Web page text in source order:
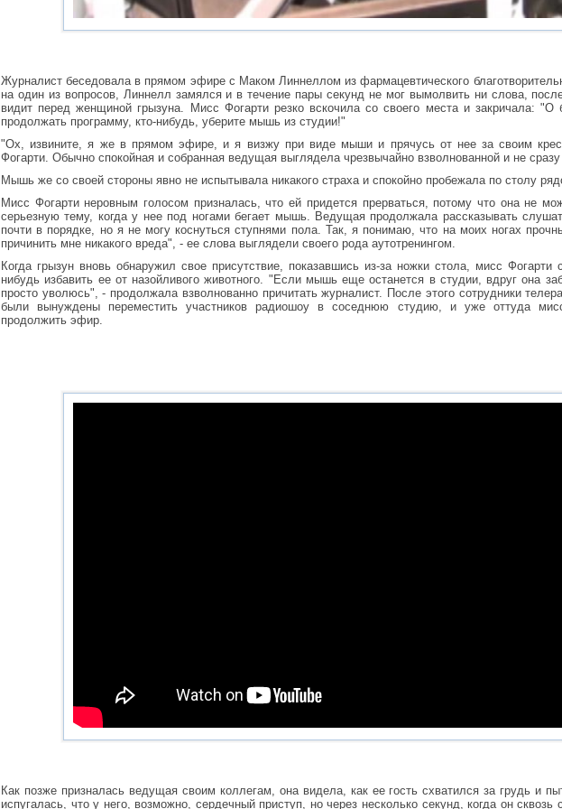
Журналист беседовала в прямом эфире с Маком Линнеллом из фармацевтического
на один из вопросов, Линнелл замялся и в течение пары секунд не мог вымолвить ни слова,
видит перед женщиной грызуна. Мисс Фогарти резко вскочила со своего места и закричала:
продолжать программу, кто-нибудь, уберите мышь из студии!"
"Ох, извините, я же в прямом эфире, и я визжу при виде мыши и прячусь от нее за своим
Фогарти. Обычно спокойная и собранная ведущая выглядела чрезвычайно взволнованной и не
Мышь же со своей стороны явно не испытывала никакого страха и спокойно пробежала по столу
Мисс Фогарти неровным голосом призналась, что ей придется прерваться, потому что она не
серьезную тему, когда у нее под ногами бегает мышь. Ведущая продолжала рассказывать
почти в порядке, но я не могу коснуться ступнями пола. Так, я понимаю, что на моих ногах
причинить мне никакого вреда", - ее слова выглядели своего рода аутотренингом.
Когда грызун вновь обнаружил свое присутствие, показавшись из-за ножки стола, мисс Фогарти
нибудь избавить ее от назойливого животного. "Если мышь еще останется в студии, вдруг она
просто уволюсь", - продолжала взволнованно причитать журналист. После этого сотрудники
были вынуждены переместить участников радиошоу в соседнюю студию, и уже оттуда
продолжить эфир.
Как позже призналась ведущая своим коллегам, она видела, как ее гость схватился за грудь и
испугалась, что у него, возможно, сердечный приступ, но через несколько секунд, когда он